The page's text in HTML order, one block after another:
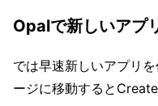
Opalで新しいアプ
では早速新しいアプリ
ージに移動すると